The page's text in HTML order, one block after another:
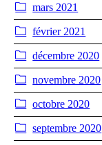
mars 2021
février 2021
décembre 2020
novembre 2020
octobre 2020
septembre 2020